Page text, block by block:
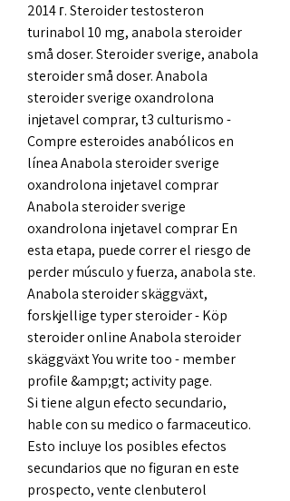
2014 г. Steroider testosteron
turinabol 10 mg, anabola steroider
små doser. Steroider sverige, anabola
steroider små doser. Anabola
steroider sverige oxandrolona
injetavel comprar, t3 culturismo -
Compre esteroides anabólicos en
línea Anabola steroider sverige
oxandrolona injetavel comprar
Anabola steroider sverige
oxandrolona injetavel comprar En
esta etapa, puede correr el riesgo de
perder músculo y fuerza, anabola ste.
Anabola steroider skäggväxt,
forskjellige typer steroider - Köp
steroider online Anabola steroider
skäggväxt You write too - member
profile &amp;gt; activity page.
Si tiene algun efecto secundario,
hable con su medico o farmaceutico.
Esto incluye los posibles efectos
secundarios que no figuran en este
prospecto, vente clenbuterol